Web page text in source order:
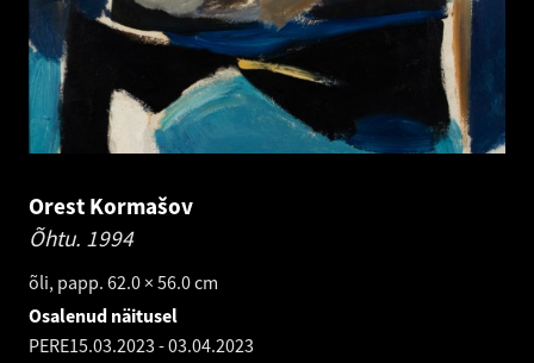
Orest Kormašov
Õhtu. 1994
õli, papp. 62.0 × 56.0 cm
Osalenud näitusel
PERE15.03.2023 -03.04.2023